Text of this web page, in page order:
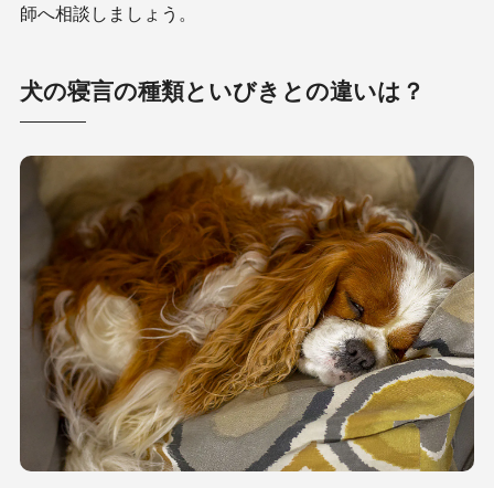
師へ相談しましょう。
犬の寝言の種類といびきとの違いは？